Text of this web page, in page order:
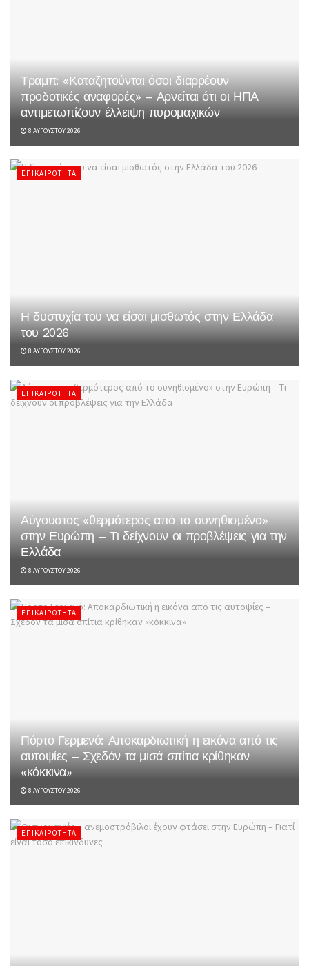
Τραμπ: «Καταζητούνται όσοι διαρρέουν
προδοτικές αναφορές» – Αρνείται ότι οι ΗΠΑ
αντιμετωπίζουν έλλειψη πυρομαχικών
8 ΑΥΓΟΎΣΤΟΥ 2026
ΕΠΙΚΑΙΡΌΤΗΤΑ
Η δυστυχία του να είσαι μισθωτός στην Ελλάδα
του 2026
8 ΑΥΓΟΎΣΤΟΥ 2026
ΕΠΙΚΑΙΡΌΤΗΤΑ
Αύγουστος «θερμότερος από το συνηθισμένο»
στην Ευρώπη – Τι δείχνουν οι προβλέψεις για την
Ελλάδα
8 ΑΥΓΟΎΣΤΟΥ 2026
ΕΠΙΚΑΙΡΌΤΗΤΑ
Πόρτο Γερμενό: Αποκαρδιωτική η εικόνα από τις
αυτοψίες – Σχεδόν τα μισά σπίτια κρίθηκαν
«κόκκινα»
8 ΑΥΓΟΎΣΤΟΥ 2026
ΕΠΙΚΑΙΡΌΤΗΤΑ